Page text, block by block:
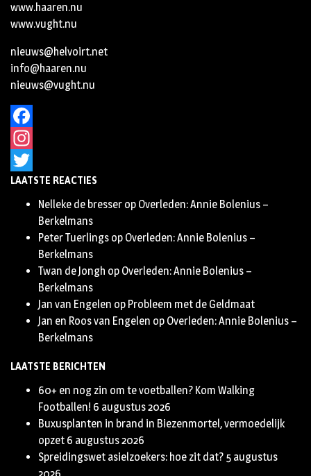
www.haaren.nu
www.vught.nu
nieuws@helvoirt.net
info@haaren.nu
nieuws@vught.nu
Facebook
Instagram
Twitter
LAATSTE REACTIES
Nelleke de bresser op Overleden: Annie Bolenius –
Berkelmans
Peter Tuerlings op Overleden: Annie Bolenius –
Berkelmans
Twan de Jongh op Overleden: Annie Bolenius –
Berkelmans
Jan van Engelen op Probleem met de Geldmaat
Jan en Roos van Engelen op Overleden: Annie Bolenius –
Berkelmans
LAATSTE BERICHTEN
60+ en nog zin om te voetballen? Kom Walking
Footballen! 6 augustus 2026
Buxusplanten in brand in Biezenmortel, vermoedelijk
opzet 6 augustus 2026
Spreidingswet asielzoekers: hoe zit dat? 5 augustus